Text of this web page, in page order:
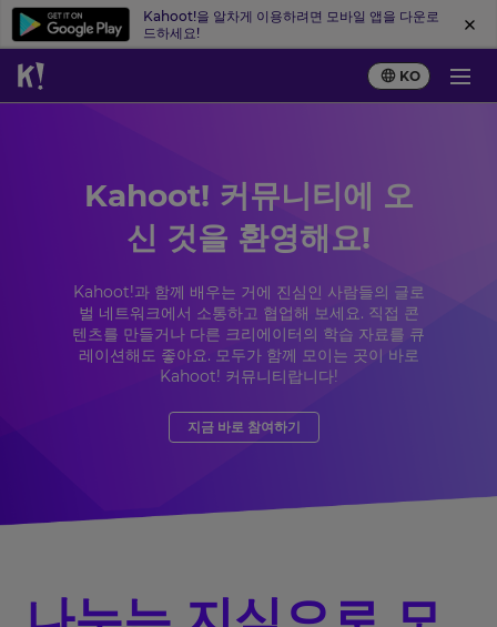
Kahoot!을 알차게 이용하려면 모바일 앱을 다운로
드하세요!
KO
Kahoot! 커뮤니티에 오
신 것을 환영해요!
Kahoot!과 함께 배우는 거에 진심인 사람들의 글로
벌 네트워크에서 소통하고 협업해 보세요. 직접 콘
텐츠를 만들거나 다른 크리에이터의 학습 자료를 큐
레이션해도 좋아요. 모두가 함께 모이는 곳이 바로
Kahoot! 커뮤니티랍니다!
지금 바로 참여하기